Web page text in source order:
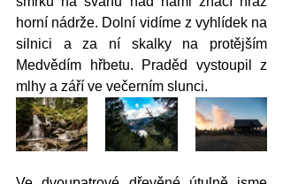
horní nádrže. Dolní vidíme z vyhlídek na
silnici a za ní skalky na protějším
Medvědím hřbetu. Praděd vystoupil z
mlhy a září ve večerním slunci.